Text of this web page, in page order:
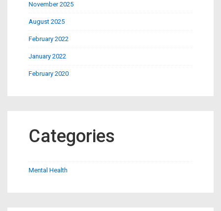
November 2025
August 2025
February 2022
January 2022
February 2020
Categories
Mental Health